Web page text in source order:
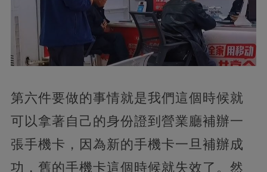
第六件要做的事情就是我們這個時候就
可以拿著自己的身份證到營業廳補辦一
張手機卡，因為新的手機卡一旦補辦成
功，舊的手機卡這個時候就失效了。然